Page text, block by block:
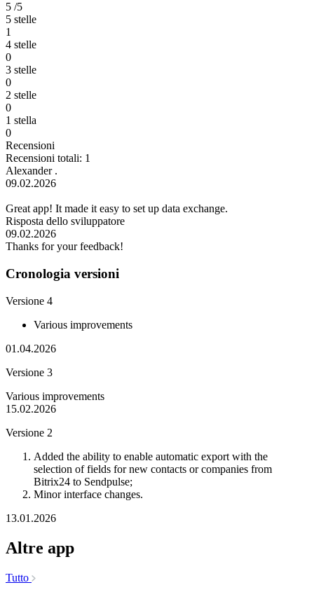
5 /5
5 stelle
1
4 stelle
0
3 stelle
0
2 stelle
0
1 stella
0
Recensioni
Recensioni totali: 1
Alexander .
09.02.2026
Great app! It made it easy to set up data exchange.
Risposta dello sviluppatore
09.02.2026
Thanks for your feedback!
Cronologia versioni
Versione 4
Various improvements
01.04.2026
Versione 3
Various improvements
15.02.2026
Versione 2
Added the ability to enable automatic export with the
selection of fields for new contacts or companies from
Bitrix24 to Sendpulse;
Minor interface changes.
13.01.2026
Altre app
Tutto